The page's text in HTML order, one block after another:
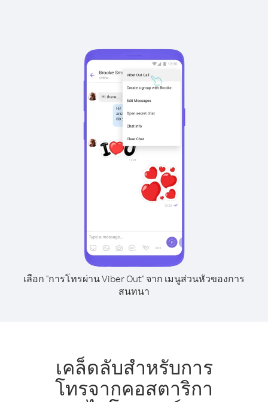
เลือก "การโทรผ่าน Viber Out" จาก เมนูส่วนหัวของการ
สนทนา
เคล็ดลับสำหรับการ
โทรจากคอสตาริกา